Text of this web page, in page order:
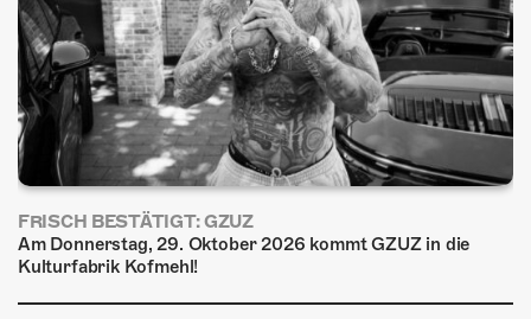
FRISCH BESTÄTIGT: GZUZ
Am Donnerstag, 29. Oktober 2026 kommt GZUZ in die
Kulturfabrik Kofmehl!